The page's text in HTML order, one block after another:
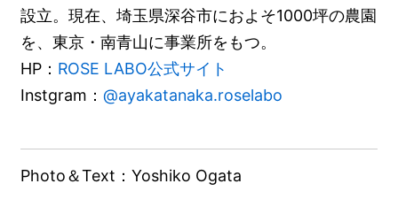
設立。現在、埼玉県深谷市におよそ1000坪の農園
を、東京・南青山に事業所をもつ。
HP： ROSE LABO公式サイト
Instgram：@ayakatanaka.roselabo
Photo＆Text：Yoshiko Ogata